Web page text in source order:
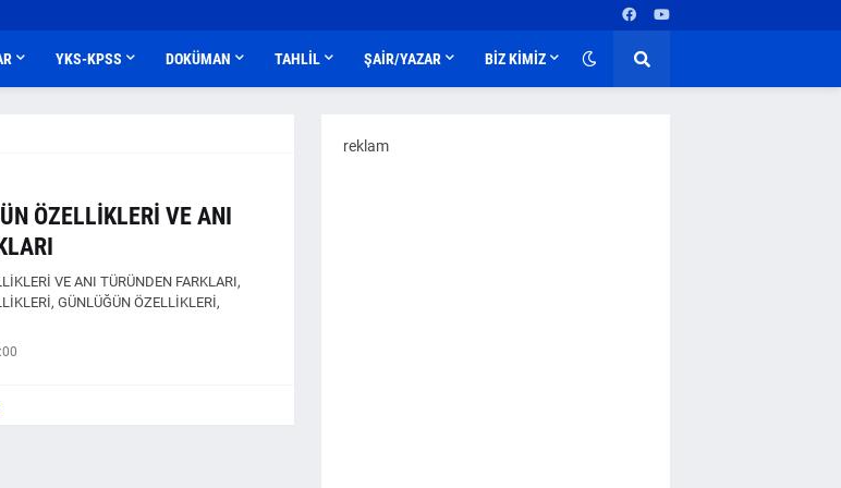
YKS-KPSS DOKÜMAN TAHLİL ŞAİR/YAZAR BİZ KİMİZ
ÖZELLİKLERİ VE ANI
VE ANI TÜRÜNDEN FARKLARI,
GÜNLÜĞÜN ÖZELLİKLERİ,
reklam